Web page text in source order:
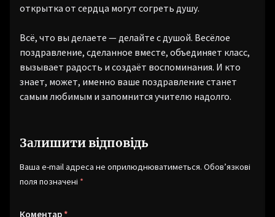
открытка от сердца могут согреть душу.
Всё, что вы делаете — делайте с душой. Весёлое
поздравление, сделанное вместе, объединяет класс,
вызывает радость и создаёт воспоминания. И кто
знает, может, именно ваше поздравление станет
самым любимым и запомнится учителю надолго.
Залишити відповідь
Ваша e-mail адреса не оприлюднюватиметься. Обов’язкові
поля позначені *
Коментар *